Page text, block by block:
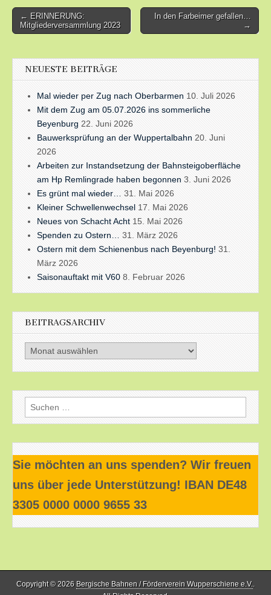
Post
navigation
← ERINNERUNG:
Mitgliederversammlung 2023
In den Farbeimer gefallen…
→
NEUESTE BEITRÄGE
Mal wieder per Zug nach Oberbarmen 10. Juli 2026
Mit dem Zug am 05.07.2026 ins sommerliche
Beyenburg 22. Juni 2026
Bauwerksprüfung an der Wuppertalbahn 20. Juni
2026
Arbeiten zur Instandsetzung der Bahnsteigoberfläche
am Hp Remlingrade haben begonnen 3. Juni 2026
Es grünt mal wieder… 31. Mai 2026
Kleiner Schwellenwechsel 17. Mai 2026
Neues von Schacht Acht 15. Mai 2026
Spenden zu Ostern… 31. März 2026
Ostern mit dem Schienenbus nach Beyenburg! 31.
März 2026
Saisonauftakt mit V60 8. Februar 2026
BEITRAGSARCHIV
Beitragsarchiv
Suchen
nach:
Sie möchten an uns spenden? Wir freuen
uns über jede Unterstützung! IBAN DE48
3305 0000 0000 9655 33
Copyright © 2026 Bergische Bahnen / Förderverein Wupperschiene e.V..